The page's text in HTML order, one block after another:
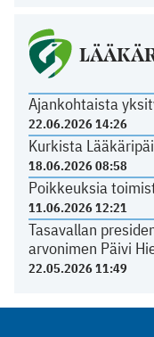
Ajankohtaista
22.06.2026 14:26
Kurkista
18.06.2026 08:58
Poikkeuksia
11.06.2026 12:21
Tasavallan
arvonimen Päivi
22.05.2026 11:49